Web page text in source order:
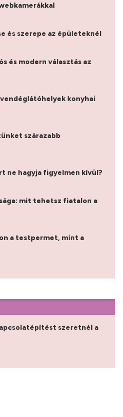
és szerepe az épületeknél
és modern választás az
konyhai
szárazabb
ne hagyja figyelmen kívül?
mit tehetsz fiatalon a
a testpermet, mint a
szeretnél a